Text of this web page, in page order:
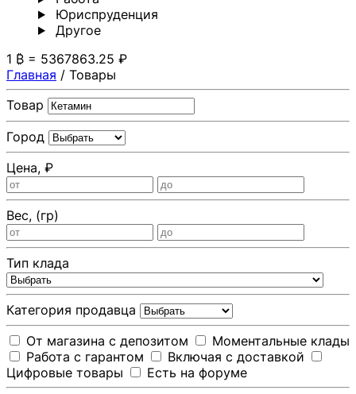
Юриспруденция
Другoе
1 ₿ = 5367863.25 ₽
Главная / Товары
Товар
Город
Цена, ₽
Вес, (гр)
Тип клада
Категория продавца
От магазина с депозитом
Моментальные клады
Работа с гарантом
Включая с доставкой
Цифровые товары
Есть на форуме